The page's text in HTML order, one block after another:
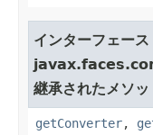
インターフェース
継承されたメソッ
getConverter,